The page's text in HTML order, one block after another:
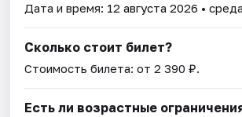
Дата и время: 12 августа 2026 •
Сколько стоит билет?
Стоимость билета: от 2 390 ₽.
Есть ли возрастные